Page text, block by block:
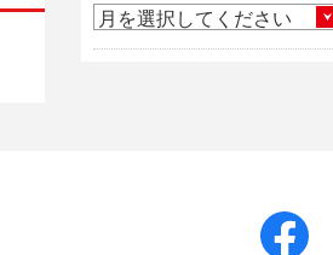
月を選択してください